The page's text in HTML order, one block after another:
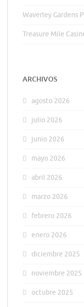
Waverley Gardens
Treasure Mile
ARCHIVOS
agosto 2026
julio 2026
junio 2026
mayo 2026
abril 2026
marzo 2026
febrero 2026
enero 2026
diciembre 2025
noviembre 2025
octubre 2025